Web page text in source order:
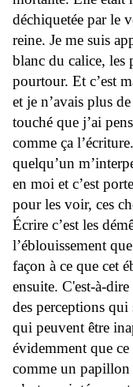
déchiquetée par le
reine. Je me suis
blanc du calice, les
pourtour. Et c’est
et je n’avais plus
touché que j’ai
comme ça
quelqu’un
en moi et c’est
pour les voir, ces
Écrire c’est les
l’éblouissement
façon à ce que cet
ensuite. C'est-à-
des perceptions
qui peuvent être
évidemment que
comme un papillon